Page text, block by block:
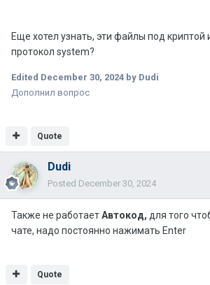
Еще хотел узнать, эти файлы под криптой
протокол system?
Edited December 30, 2024 by Dudi
Дополнил вопрос
Quote
Dudi
Posted December 30, 2024
Также не работаетАвтокод, для того
чате, надо постоянно нажимать Enter
Quote